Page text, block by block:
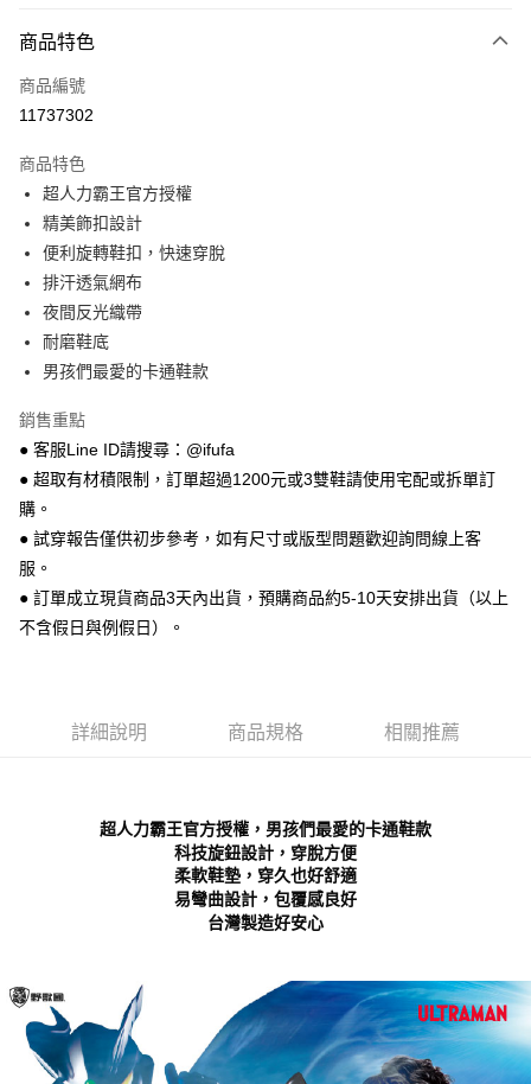
LINE Pay
Apple Pay
悠遊付
Google Pay
全盈+PAY
AFTEE先享後付
相關說明
【關於「AFTEE先享後付」】
AFTEE先享後付是「在收到商品之後才付款」的支付方式。 讓您購物簡單
１．簡單：不需註冊會員、不需綁卡、不需儲值。
２．便利：只要手機號碼，簡訊認證，即可結帳。
３．安心：先確認商品／服務後，再付款。
【「AFTEE先享後付」結帳流程】
１．於結帳方式選擇「AFTEE先享後付」後，將跳轉至「AFTEE先享後付」
２．訂單成立數日內，您將收到繳費通知簡訊。
３．收到繳費通知簡訊後14天內，點擊此簡訊中的連結，可透過四大超商／
ATM／網路銀行／等多元方式進行付款，方視為交易完成。
※ 請注意：結帳手續完成當下不需立刻繳費，但若您需要取消訂單，請聯絡
是否繳費成功／繳費後需取消欲退款等相關疑問，請聯繫「AFTEE先享後付
客戶支援中心」
https://netprotections.freshdesk.com/support/home
易，需依本服務之必要範圍內提供個人資料，並將交易相關給付款項請求債
權轉讓予恩沛科技股份有限公司。
２．關於個人資料處理事宜，請瀏覽以下網址：
https://aftee.tw/terms/#terms3
３．未成年的使用者請事先徵得法定代理人或監護人之同意方可使用
４．使用「AFTEE先享後付」時，將依據個別帳號之用戶狀況，依本公司即
時審查核予不同之上限額度；若仍有額度不足之情形，本公司將視審查結果
請求用戶進行身份認證。
５．嚴禁一人註冊多個帳號或使用他人資訊註冊。若發現惡意使用之情形，
恩沛科技股份有限公司將有權停止該用戶之使用額度並採取法律行動。
ATM付款
運送方式
全家 取貨付款
每筆NT$70，滿NT$999(含以上)免運費
付款後 全家取貨
7-11 取貨付款
每筆NT$70，滿NT$999(含以上)免運費
商品特色
商品編號
11737302
商品特色
超人力霸王官方授權
精美飾扣設計
便利旋轉鞋扣，快速穿脫
排汗透氣網布
夜間反光織帶
耐磨鞋底
男孩們最愛的卡通鞋款
銷售重點
● 客服Line ID請搜尋：@ifufa
● 超取有材積限制，訂單超過1200元或3雙鞋請使用宅配或拆單訂
購。
● 試穿報告僅供初步參考，如有尺寸或版型問題歡迎詢問線上客
服。
● 訂單成立現貨商品3天內出貨，預購商品約5-10天安排出貨（以上
不含假日與例假日）。
詳細說明 商品規格 相關推薦
超人力霸王官方授權，男孩們最愛的卡通鞋款
科技旋鈕設計，穿脫方便
柔軟鞋墊，穿久也好舒適
易彎曲設計，包覆感良好
台灣製造好安心